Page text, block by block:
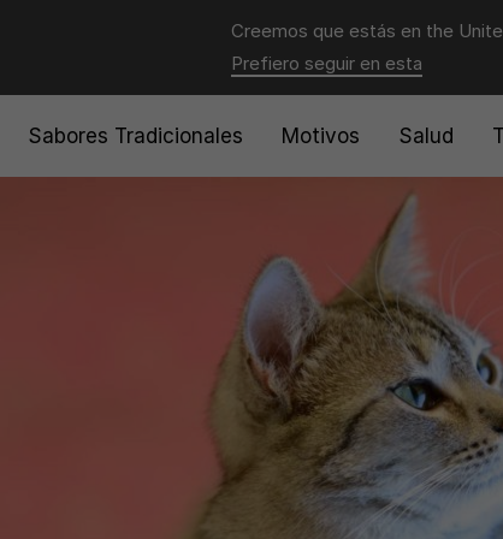
Creemos que estás en the
Prefiero seguir en esta
Sabores Tradicionales Motivos Salud